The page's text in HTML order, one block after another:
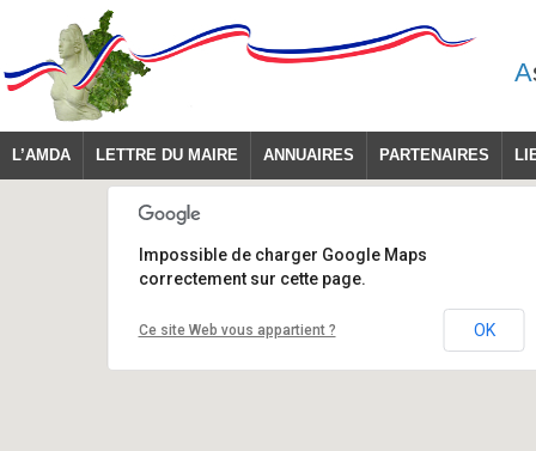
A
L’AMDA LETTRE DU MAIRE ANNUAIRES PARTENAIRES
Impossible de charger Google Maps
correctement sur cette page.
Ce site Web vous appartient ? OK